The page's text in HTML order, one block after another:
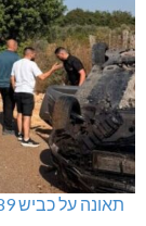
תאונה על כביש 89